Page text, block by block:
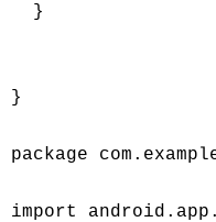
  }
}
package
import